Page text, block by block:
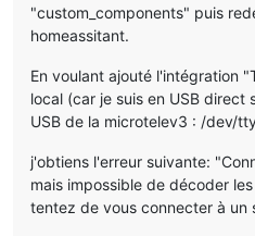
"custom_components" puis
homeassitant.
En voulant ajouté l'intégration
local (car je suis en USB direct
USB de la microtelev3 : /dev/
j'obtiens l'erreur suivante:
mais impossible de décoder
tentez de vous connecter à un